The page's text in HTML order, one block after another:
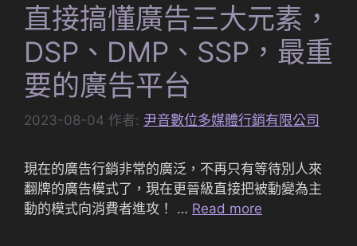
直接搞懂廣告三大元素，
DSP、DMP、SSP，最重
要的廣告平台
2023-08-04 作者: 尹音數位多媒體行銷有限公司
現在的廣告行銷非常的廣泛，不再只有等待別人來
翻牌的廣告模式了，現在更晉級直接把被動變為主
動的模式向消費者進攻！ … Read more